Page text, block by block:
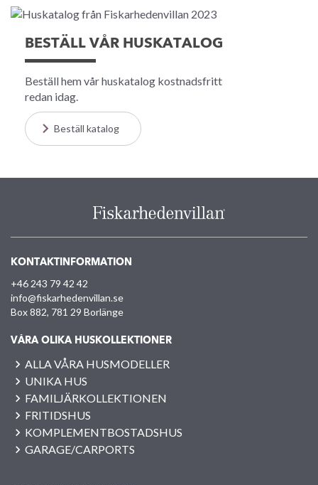
BESTÄLL VÅR HUSKATALOG
Beställ hem vår huskatalog kostnadsfritt
redan idag.
Beställ katalog
KONTAKTINFORMATION
+46 243 79 42 42
info@fiskarhedenvillan.se
Box 882, 781 29 Borlänge
VÅRA OLIKA HUSKOLLEKTIONER
ALLA VÅRA HUSMODELLER
UNIKA HUS
FAMILJÄRKOLLEKTIONEN
FRITIDSHUS
KOMPLEMENTBOSTADSHUS
GARAGE/CARPORTS